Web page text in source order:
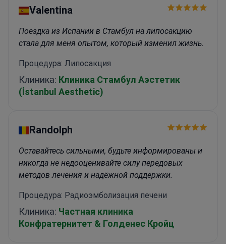
Valentina
Поездка из Испании в Стамбул на липосакцию
стала для меня опытом, который изменил жизнь.
Процедура: Липосакция
Клиника: Клиника Стамбул Аэстетик
(İstanbul Aesthetic)
Randolph
Оставайтесь сильными, будьте информированы и
никогда не недооценивайте силу передовых
методов лечения и надёжной поддержки.
Процедура: Радиоэмболизация печени
Клиника: Частная клиника
Конфратернитет & Голденес Кройц